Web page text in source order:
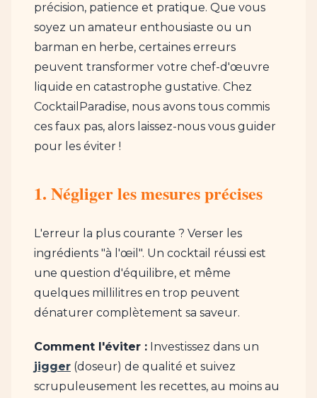
précision, patience et pratique. Que vous
soyez un amateur enthousiaste ou un
barman en herbe, certaines erreurs
peuvent transformer votre chef-d'œuvre
liquide en catastrophe gustative. Chez
CocktailParadise, nous avons tous commis
ces faux pas, alors laissez-nous vous guider
pour les éviter !
1. Négliger les mesures précises
L'erreur la plus courante ? Verser les
ingrédients "à l'œil". Un cocktail réussi est
une question d'équilibre, et même
quelques millilitres en trop peuvent
dénaturer complètement sa saveur.
Comment l'éviter : Investissez dans un
jigger (doseur) de qualité et suivez
scrupuleusement les recettes, au moins au